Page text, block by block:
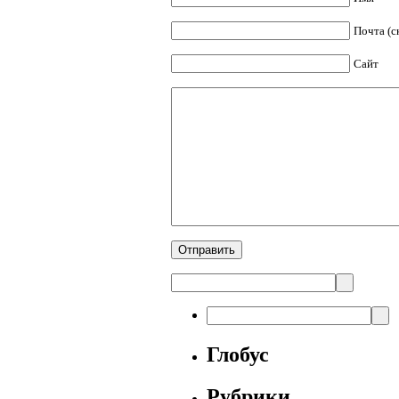
Почта
Сайт
Глобус